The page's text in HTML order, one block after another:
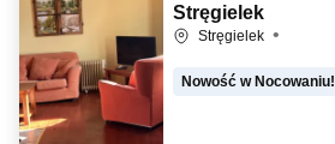
Stręgielek
Stręgielek
Nowość w Nocowaniu!